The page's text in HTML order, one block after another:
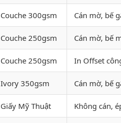
Couche 300gsm Cán mờ, bế
Couche 250gsm Cán mờ, bế
Couche 250gsm In Offset
Ivory 350gsm Cán mờ, bế
Giấy Mỹ Thuật Không cán,